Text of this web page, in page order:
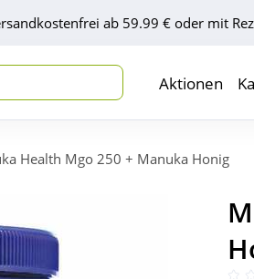
ab 59.99 € oder mit
Aktionen
Health Mgo 250 + Manuka Honig